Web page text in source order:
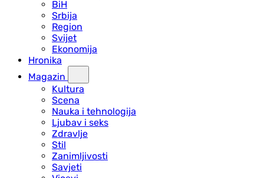
BiH
Srbija
Region
Svijet
Ekonomija
Hronika
Magazin
Kultura
Scena
Nauka i tehnologija
Ljubav i seks
Zdravlje
Stil
Zanimljivosti
Savjeti